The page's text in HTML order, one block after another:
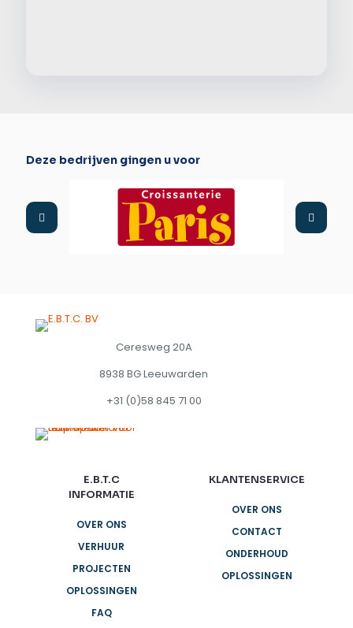
Deze bedrijven gingen u voor
Ceresweg 20A
8938 BG Leeuwarden
+31 (0)58 845 71 00
E.B.T.C
INFORMATIE
OVER ONS
VERHUUR
PROJECTEN
OPLOSSINGEN
FAQ
KLANTENSERVICE
OVER ONS
CONTACT
ONDERHOUD
OPLOSSINGEN